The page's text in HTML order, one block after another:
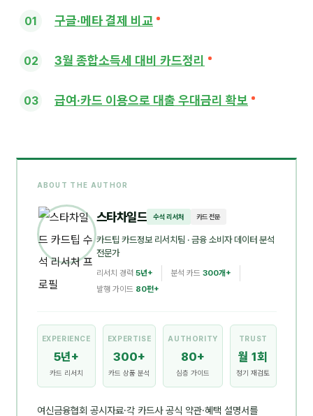
구글·메타 결제 비교
3월 종합소득세 대비 카드정리
급여·카드 이용으로 대출 우대금리 확보
ABOUT THE AUTHOR
스타차일드 수석 리서처 카드 전문
카드팁 카드정보 리서치팀 · 금융 소비자 데이터 분석
전문가
리서치 경력 5년+ 분석 카드 300개+
발행 가이드 80편+
EXPERIENCE
5년+
카드 리서치
EXPERTISE
300+
카드 상품 분석
AUTHORITY
80+
심층 가이드
TRUST
월 1회
정기 재검토
여신금융협회 공시자료·각 카드사 공식 약관·혜택 설명서를